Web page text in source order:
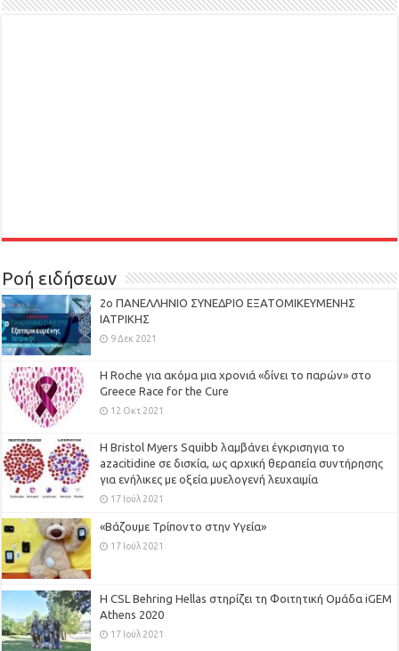
Ροή ειδήσεων
2ο ΠΑΝΕΛΛΗΝΙΟ ΣΥΝΕΔΡΙΟ ΕΞΑΤΟΜΙΚΕΥΜΕΝΗΣ
ΙΑΤΡΙΚΗΣ
9 Δεκ 2021
H Roche για ακόμα μια χρονιά «δίνει το παρών» στο
Greece Race for the Cure
12 Οκτ 2021
Η Bristol Myers Squibb λαμβάνει έγκρισηγια το
azacitidine σε δισκία, ως αρχική θεραπεία συντήρησης
για ενήλικες με οξεία μυελογενή λευχαιμία
17 Ιούλ 2021
«Βάζουμε Τρίποντο στην Υγεία»
17 Ιούλ 2021
H CSL Behring Hellas στηρίζει τη Φοιτητική Ομάδα iGEM
Athens 2020
17 Ιούλ 2021